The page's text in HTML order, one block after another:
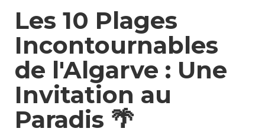
Les 10 Plages
Incontournables
de l'Algarve : Une
Invitation au
Paradis 🌴